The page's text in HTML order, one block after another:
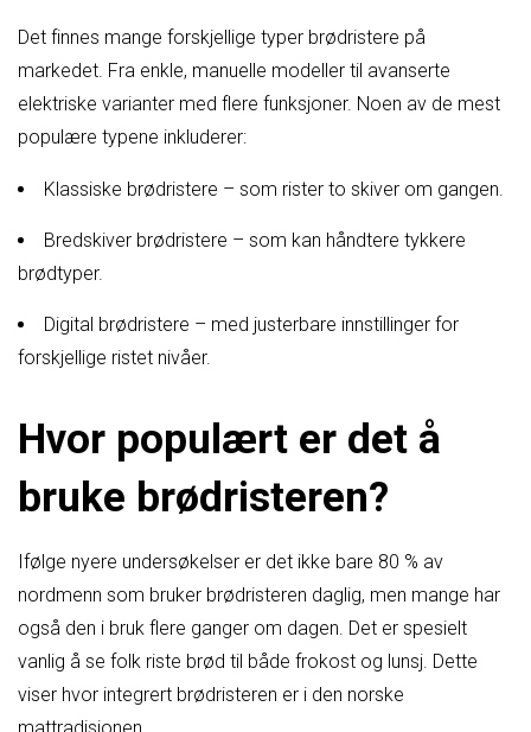
Det finnes mange forskjellige typer brødristere på
markedet. Fra enkle, manuelle modeller til avanserte
elektriske varianter med flere funksjoner. Noen av de mest
populære typene inkluderer:
Klassiske brødristere – som rister to skiver om gangen.
Bredskiver brødristere – som kan håndtere tykkere
brødtyper.
Digital brødristere – med justerbare innstillinger for
forskjellige ristet nivåer.
Hvor populært er det å
bruke brødristeren?
Ifølge nyere undersøkelser er det ikke bare 80 % av
nordmenn som bruker brødristeren daglig, men mange har
også den i bruk flere ganger om dagen. Det er spesielt
vanlig å se folk riste brød til både frokost og lunsj. Dette
viser hvor integrert brødristeren er i den norske
mattradisjonen.